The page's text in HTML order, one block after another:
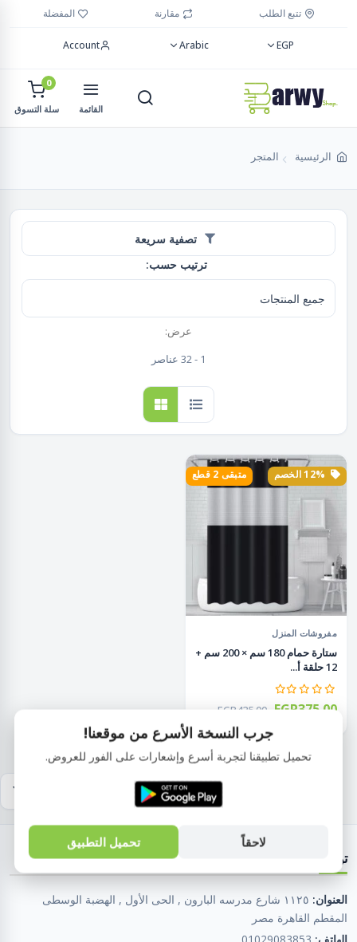
تتبع الطلب مقارنة المفضلة
EGP
Arabic
Account
القائمة
0
سلة التسوق
الرئيسية المتجر
تصفية سريعة
ترتيب حسب:
عرض:
1 - 32 عناصر
متبقى 2 قطع
مفروشات المنزل
ستارة حمام 180 سم × 200 سم +
12 حلقة أ...
EGP425.00 EGP375.00
تواصل معنا
العنوان:
١١٢٥ شارع مدرسه البارون , الحى الأول , الهضبة الوسطى
المقطم القاهرة مصر
جرب النسخة الأسرع من موقعنا!
تحميل تطبيقنا لتجربة أسرع وإشعارات على الفور للعروض.
لاحقاً تحميل التطبيق